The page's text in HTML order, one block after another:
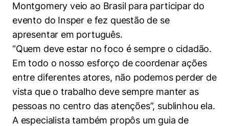
Montgomery veio ao Brasil para participar do
evento do Insper e fez questão de se
apresentar em português.
“Quem deve estar no foco é sempre o cidadão.
Em todo o nosso esforço de coordenar ações
entre diferentes atores, não podemos perder de
vista que o trabalho deve sempre manter as
pessoas no centro das atenções”, sublinhou ela.
A especialista também propôs um guia de